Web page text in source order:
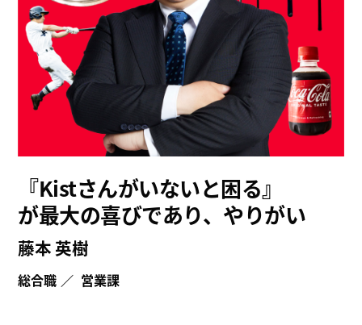
『Kistさんがいないと困る』
が最大の喜びであり、やりがい
藤本 英樹
総合職 ／ 営業課